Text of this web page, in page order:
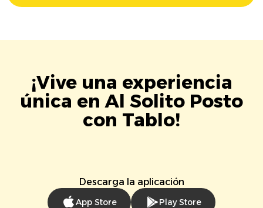
¡Vive una experiencia
única en Al Solito Posto
con Tablo!
Descarga la aplicación
App Store Play Store